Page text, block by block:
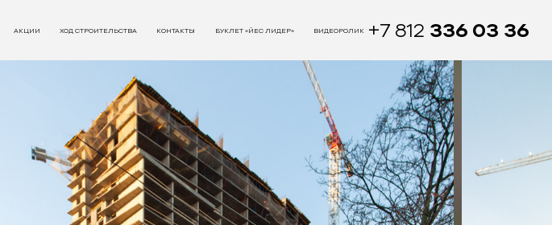
АКЦИИ ХОД СТРОИТЕЛЬСТВА КОНТАКТЫ БУКЛЕТ «ЙЕС ЛИДЕР» ВИДЕОРОЛИК +7 812 336 03 36